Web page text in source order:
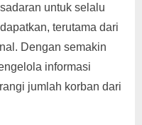
untuk selalu
terutama dari
Dengan semakin
informasi
jumlah korban dari